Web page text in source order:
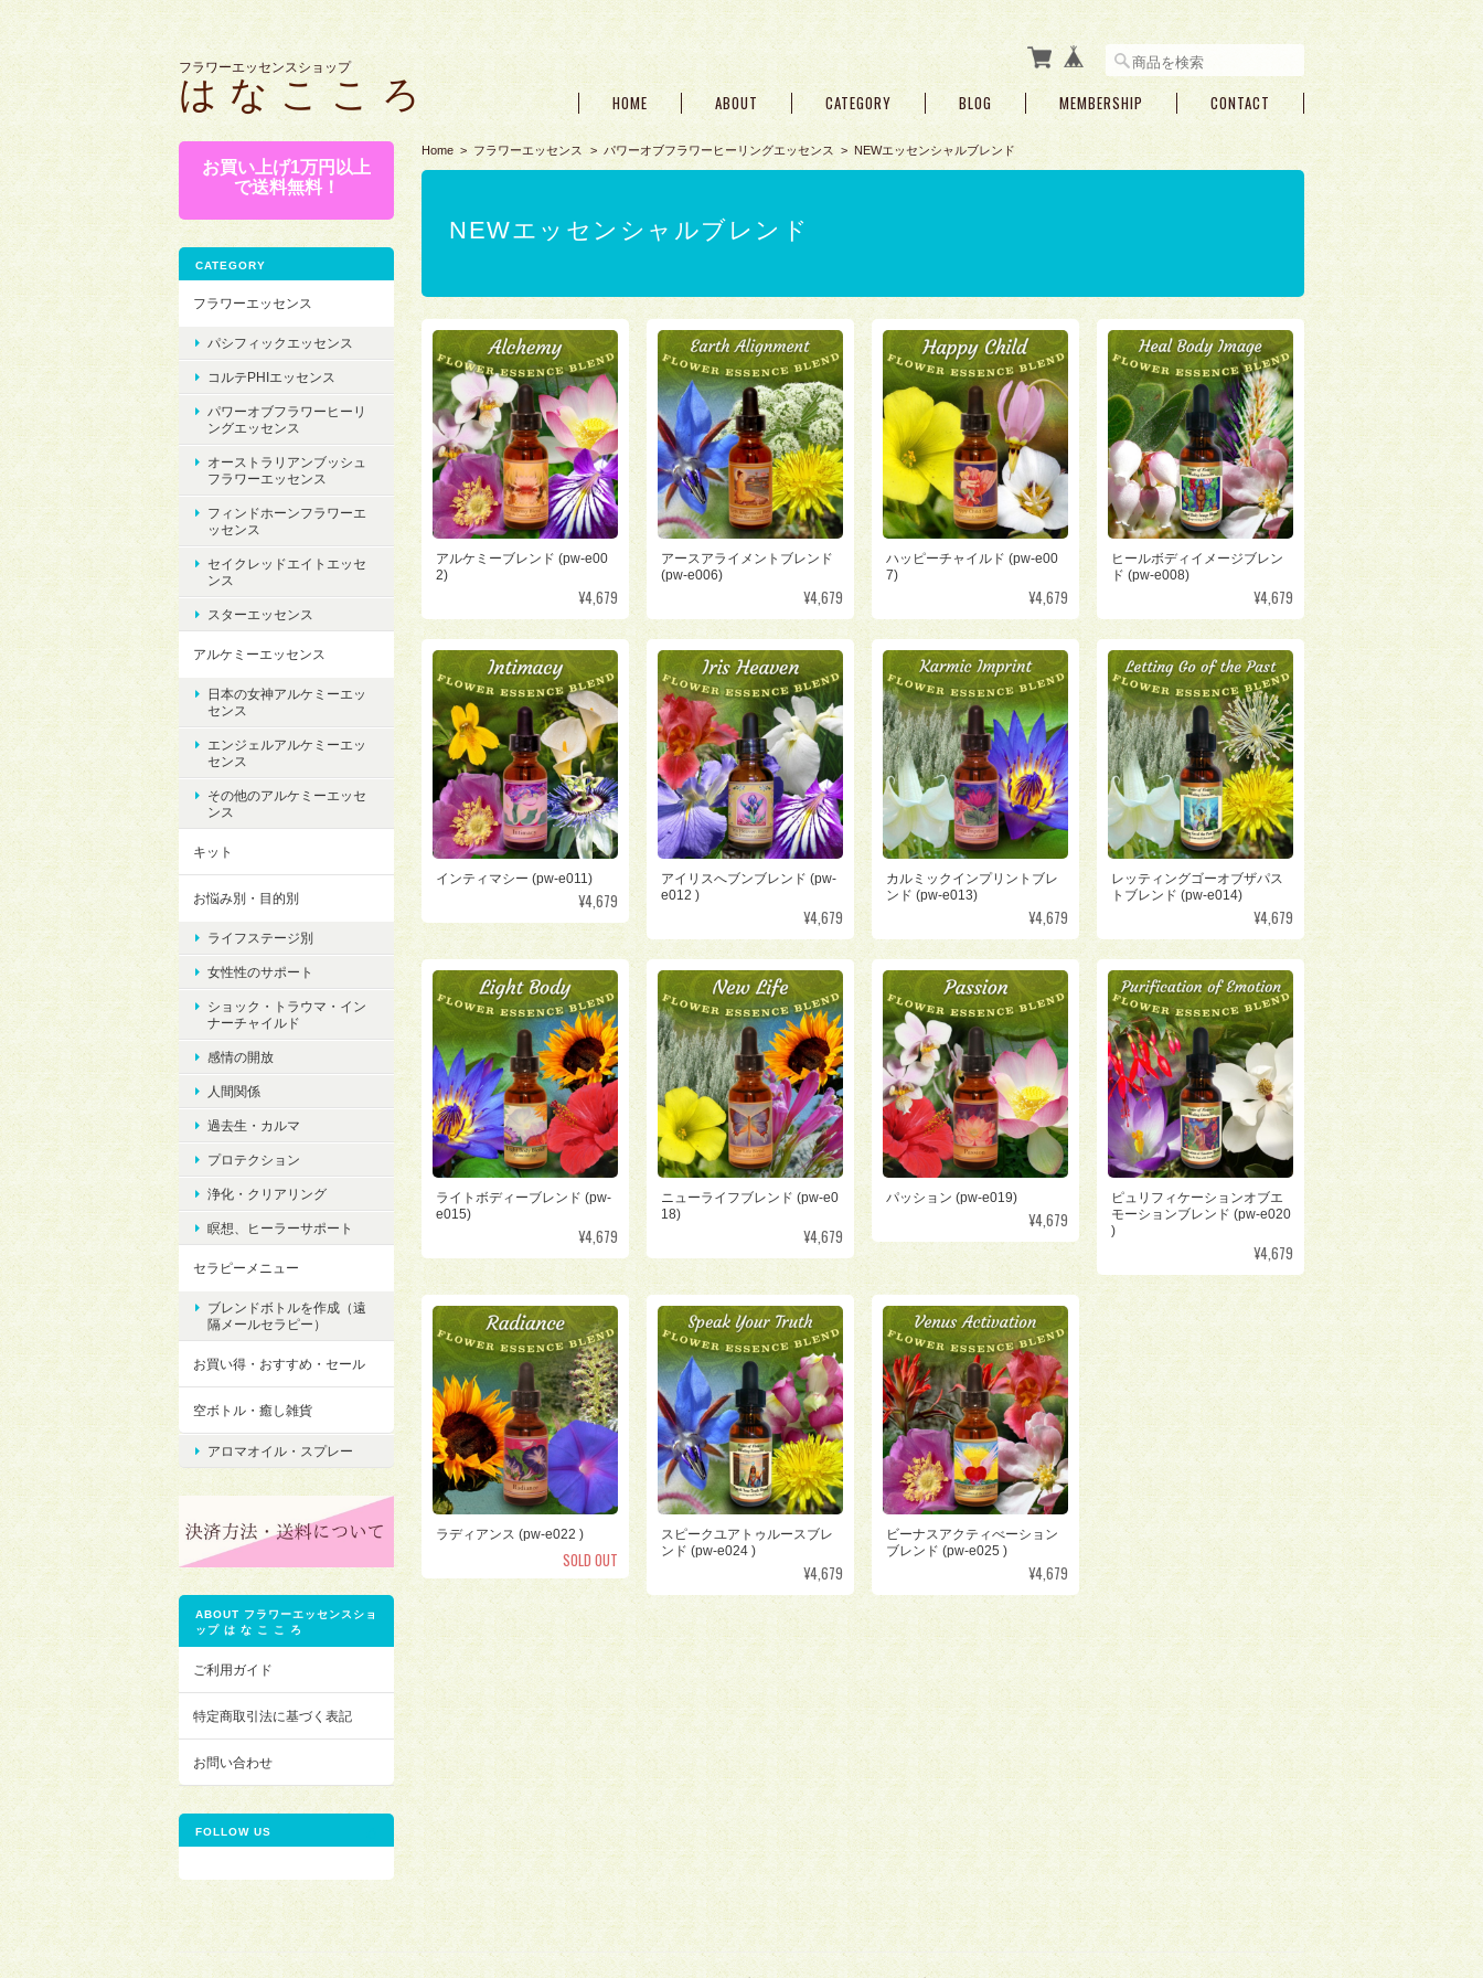
フラワーエッセンスショップ
は な こ こ ろ HOME ABOUT CATEGORY BLOG MEMBERSHIP CONTACT
Home フラワーエッセンス パワーオブフラワーヒーリングエッセンス NEWエッセンシャルブレンド
NEWエッセンシャルブレンド
アルケミーブレンド (pw-e00
2)
¥4,679
アースアライメントブレンド
(pw-e006)
¥4,679
ハッピーチャイルド (pw-e00
7)
¥4,679
ヒールボディイメージブレン
ド (pw-e008)
¥4,679
インティマシー (pw-e011)
¥4,679
アイリスへブンブレンド (pw-
e012 )
¥4,679
カルミックインプリントブレ
ンド (pw-e013)
¥4,679
レッティングゴーオブザパス
トブレンド (pw-e014)
¥4,679
ライトボディーブレンド (pw-
e015)
¥4,679
ニューライフブレンド (pw-e0
18)
¥4,679
パッション (pw-e019)
¥4,679
ピュリフィケーションオブエ
モーションブレンド (pw-e020
)
¥4,679
ラディアンス (pw-e022 )
SOLD OUT
スピークユアトゥルースブレ
ンド (pw-e024 )
¥4,679
ビーナスアクティべーション
ブレンド (pw-e025 )
¥4,679
お買い上げ1万円以上
で送料無料！
CATEGORY
フラワーエッセンス
パシフィックエッセンス
コルテPHIエッセンス
パワーオブフラワーヒーリ
ングエッセンス
オーストラリアンブッシュ
フラワーエッセンス
フィンドホーンフラワーエ
ッセンス
セイクレッドエイトエッセ
ンス
スターエッセンス
アルケミーエッセンス
日本の女神アルケミーエッ
センス
エンジェルアルケミーエッ
センス
その他のアルケミーエッセ
ンス
キット
お悩み別・目的別
ライフステージ別
女性性のサポート
ショック・トラウマ・イン
ナーチャイルド
感情の開放
人間関係
過去生・カルマ
プロテクション
浄化・クリアリング
瞑想、ヒーラーサポート
セラピーメニュー
ブレンドボトルを作成（遠
隔メールセラピー）
お買い得・おすすめ・セール
空ボトル・癒し雑貨
アロマオイル・スプレー
ABOUT フラワーエッセンスショ
ップ は な こ こ ろ
ご利用ガイド
特定商取引法に基づく表記
お問い合わせ
FOLLOW US